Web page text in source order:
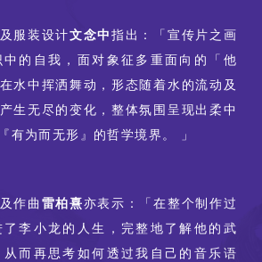
服装设计文念中指出：「宣传片之画
的自我，面对象征多重面向的「他
水中挥洒舞动，形态随着水的流动及
生无尽的变化，整体氛围呈现出柔中
有为而无形』的哲学境界。 」
作曲 雷柏熹亦表示：「在整个制作过
李小龙的人生，完整地了解他的武
而再思考如何透过我自己的音乐语